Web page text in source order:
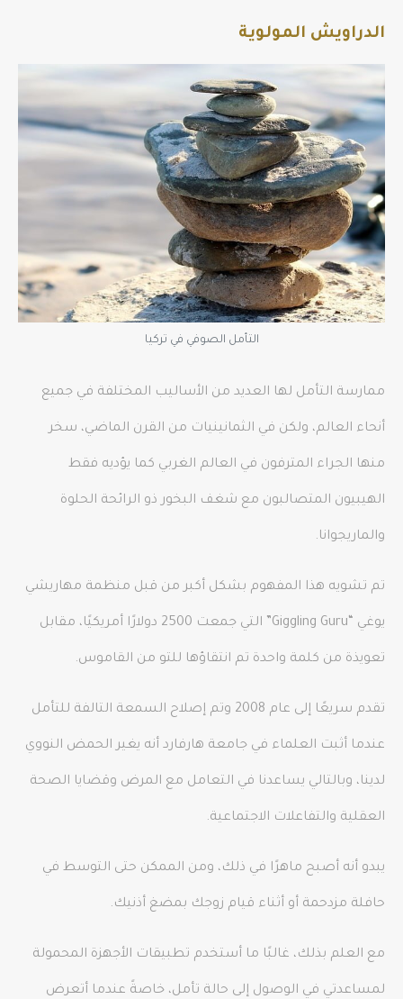
الدراويش المولوية
التأمل الصوفي في تركيا
ممارسة التأمل لها العديد من الأساليب المختلفة في جميع
أنحاء العالم، ولكن في الثمانينيات من القرن الماضي، سخر
منها الجراء المترفون في العالم الغربي كما يؤديه فقط
الهيبيون المتصالبون مع شغف البخور ذو الرائحة الحلوة
والماريجوانا.
تم تشويه هذا المفهوم بشكل أكبر من قبل منظمة مهاريشي
يوغي “Giggling Guru” التي جمعت 2500 دولارًا أمريكيًا، مقابل
تعويذة من كلمة واحدة تم انتقاؤها للتو من القاموس.
تقدم سريعًا إلى عام 2008 وتم إصلاح السمعة التالفة للتأمل
عندما أثبت العلماء في جامعة هارفارد أنه يغير الحمض النووي
لدينا، وبالتالي يساعدنا في التعامل مع المرض وقضايا الصحة
العقلية والتفاعلات الاجتماعية.
يبدو أنه أصبح ماهرًا في ذلك، ومن الممكن حتى التوسط في
حافلة مزدحمة أو أثناء قيام زوجك بمضغ أذنيك.
مع العلم بذلك، غالبًا ما أستخدم تطبيقات الأجهزة المحمولة
لمساعدتي في الوصول إلى حالة تأمل، خاصةً عندما أتعرض